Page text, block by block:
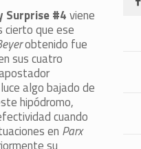
Surprise #4viene
cierto que ese
obtenido fue
sus cuatro
algo bajado de
hipódromo,
cuando
en Parx